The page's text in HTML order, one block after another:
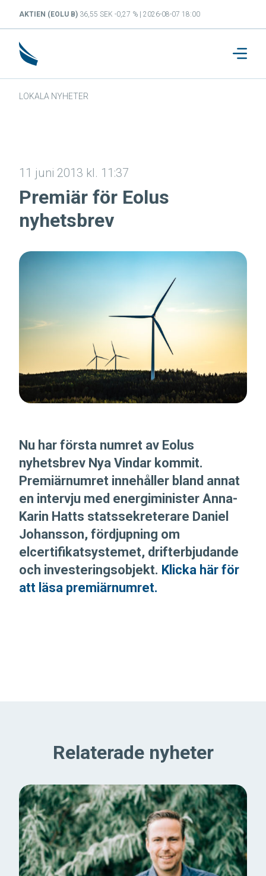
AKTIEN (EOLU B) 36,55 SEK -0,27 % | 2026-08-07 18:00
LOKALA NYHETER
11 juni 2013 kl. 11:37
Premiär för Eolus
nyhetsbrev
Nu har första numret av Eolus
nyhetsbrev Nya Vindar kommit.
Premiärnumret innehåller bland annat
en intervju med energiminister Anna-
Karin Hatts statssekreterare Daniel
Johansson, fördjupning om
elcertifikatsystemet, drifterbjudande
och investeringsobjekt. Klicka här för
att läsa premiärnumret.
Relaterade nyheter